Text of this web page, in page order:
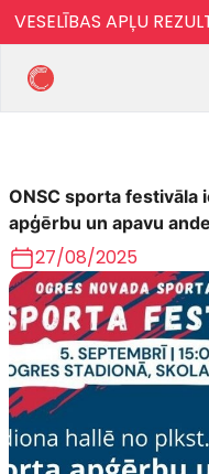
VESELĪBAS APĻU
ONSC sporta festivāla
apģērbu un apavu
27/08/2025